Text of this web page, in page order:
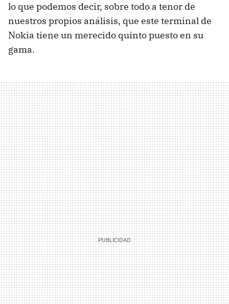
lo que podemos decir, sobre todo a tenor de
nuestros propios análisis, que este terminal de
Nokia tiene un merecido quinto puesto en su
gama.